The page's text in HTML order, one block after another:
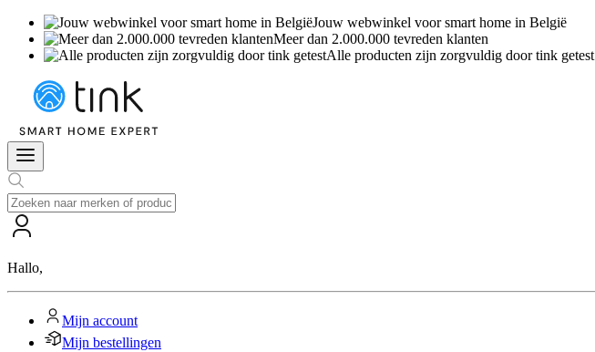
Jouw webwinkel voor smart home in België
Meer dan 2.000.000 tevreden klanten
Alle producten zijn zorgvuldig door tink getest
Hallo,
Mijn account
Mijn bestellingen